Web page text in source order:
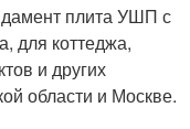
плита УШП с
для коттеджа,
и других
области и Москве.